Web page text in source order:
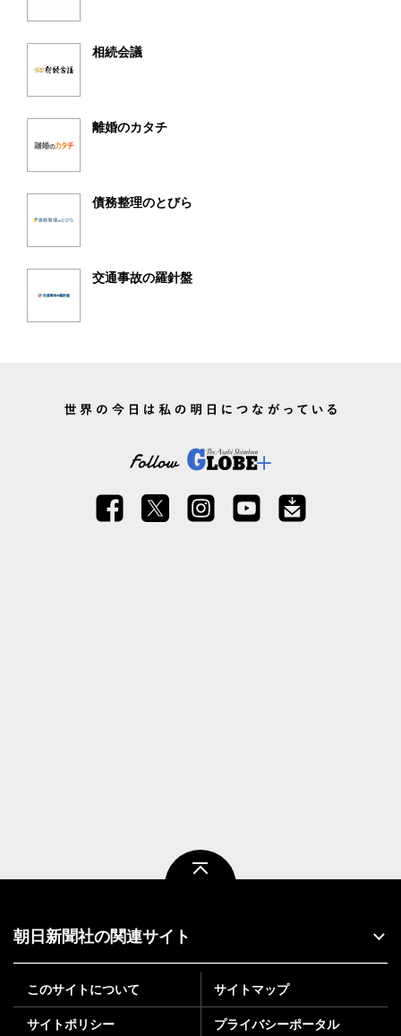
相続会議
離婚のカタチ
債務整理のとびら
交通事故の羅針盤
朝日新聞社の関連サイト
このサイトについて サイトマップ
サイトポリシー プライバシーポータル